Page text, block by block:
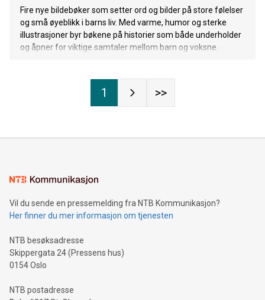
Fire nye bildebøker som setter ord og bilder på store følelser
og små øyeblikk i barns liv. Med varme, humor og sterke
illustrasjoner byr bøkene på historier som både underholder
og åpner for viktige samtaler mellom barn og voksne.
1 >>
Vil du sende en pressemelding fra NTB Kommunikasjon?
Her finner du mer informasjon om tjenesten
NTB besøksadresse
Skippergata 24 (Pressens hus)
0154 Oslo
NTB postadresse